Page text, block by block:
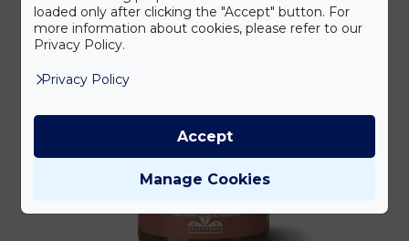
loaded only after clicking the "Accept" button. For
more information about cookies, please refer to our
Privacy Policy.
Privacy Policy
Manage Cookies
Accept